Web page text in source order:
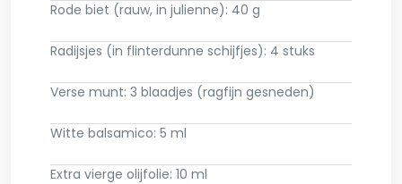
Rode biet (rauw, in julienne): 40 g
Radijsjes (in flinterdunne schijfjes): 4 stuks
Verse munt: 3 blaadjes (ragfijn gesneden)
Witte balsamico: 5 ml
Extra vierge olijfolie: 10 ml